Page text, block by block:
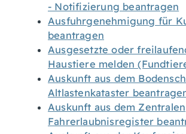
- Notifizierung beantragen
Ausfuhrgenehmigung für
beantragen
Ausgesetzte oder
Haustiere melden
Auskunft aus dem
Altlastenkataster
Auskunft aus dem Zentralen
Fahrerlaubnisregister